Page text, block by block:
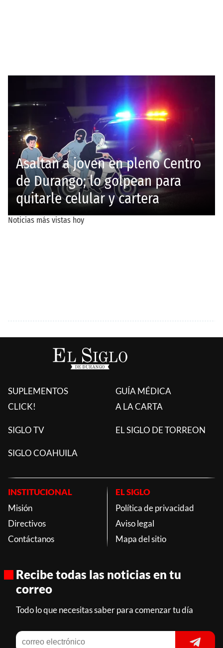
SUPLEMENTOS
CLICK!
GUÍA MÉDICA
A LA CARTA
SIGLO TV EL SIGLO DE TORREON
SIGLO COAHUILA
INSTITUCIONAL
Misión
Directivos
Contáctanos
EL SIGLO
Política de privacidad
Aviso legal
Mapa del sitio
Recibe todas las noticias en tu
correo
Todo lo que necesitas saber para comenzar tu día